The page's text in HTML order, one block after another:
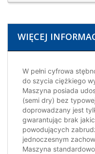
WIĘCEJ
W pełni cyfrowa
do szycia ciężkiego
Maszyna posiada
(semi dry) bez
doprowadzany jest
gwarantując brak
powodujących
jednoczesnym
Maszyna